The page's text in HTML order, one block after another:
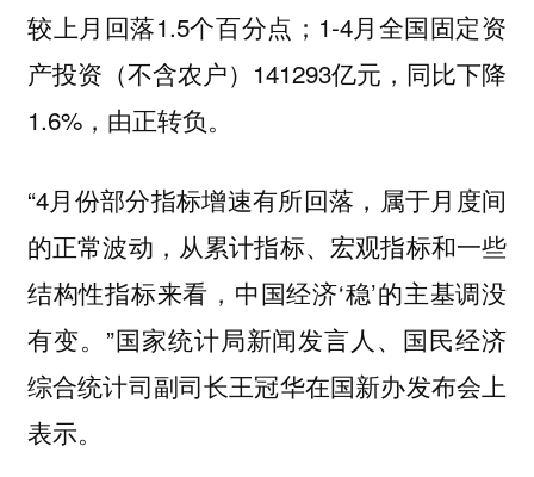
较上月回落1.5个百分点；1-4月全国固定资
产投资（不含农户）141293亿元，同比下降
1.6%，由正转负。
“4月份部分指标增速有所回落，属于月度间
的正常波动，从累计指标、宏观指标和一些
结构性指标来看，中国经济‘稳’的主基调没
有变。”国家统计局新闻发言人、国民经济
综合统计司副司长王冠华在国新办发布会上
表示。